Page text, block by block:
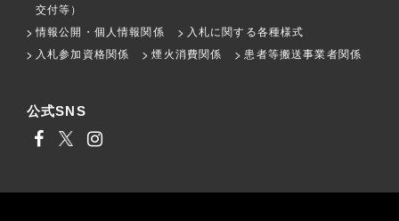
交付等）
情報公開・個人情報関係
入札に関する各種様式
入札参加資格関係
煙火消費関係 患者等搬送事業者関係
公式SNS